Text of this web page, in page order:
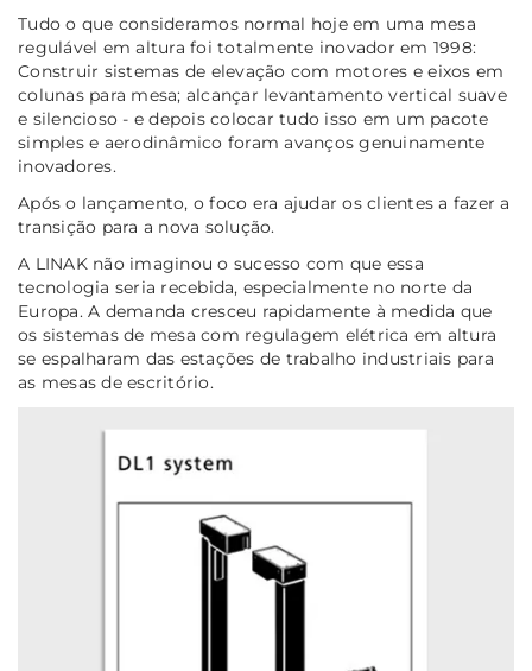
Tudo o que consideramos normal hoje em uma mesa
regulável em altura foi totalmente inovador em 1998:
Construir sistemas de elevação com motores e eixos em
colunas para mesa; alcançar levantamento vertical suave
e silencioso - e depois colocar tudo isso em um pacote
simples e aerodinâmico foram avanços genuinamente
inovadores.
Após o lançamento, o foco era ajudar os clientes a fazer a
transição para a nova solução.
A LINAK não imaginou o sucesso com que essa
tecnologia seria recebida, especialmente no norte da
Europa. A demanda cresceu rapidamente à medida que
os sistemas de mesa com regulagem elétrica em altura
se espalharam das estações de trabalho industriais para
as mesas de escritório.